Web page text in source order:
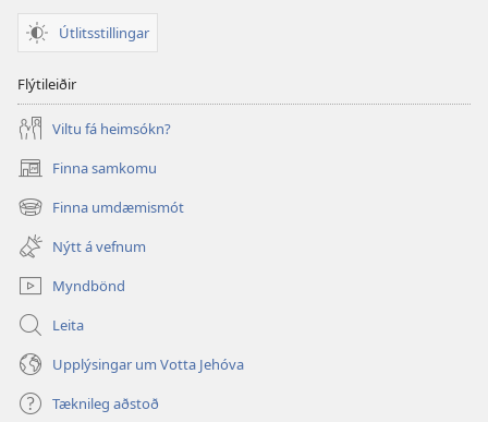
Útlitsstillingar
Flýtileiðir
Viltu fá heimsókn?
Finna samkomu
(opnast
í
nýjum
glugga)
Finna umdæmismót
(opnast
nýjum
glugga)
Nýtt á vefnum
Myndbönd
Leita
Upplýsingar um Votta Jehóva
Tæknileg aðstoð